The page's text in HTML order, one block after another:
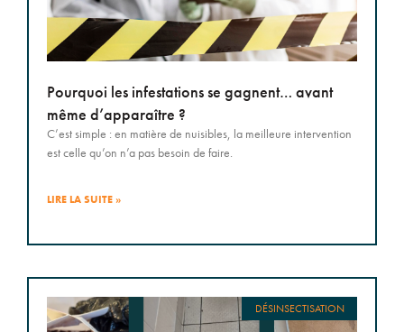
Pourquoi les infestations se gagnent… avant
même d’apparaître ?
C’est simple : en matière de nuisibles, la meilleure intervention
est celle qu’on n’a pas besoin de faire.
LIRE LA SUITE »
DÉSINSECTISATION